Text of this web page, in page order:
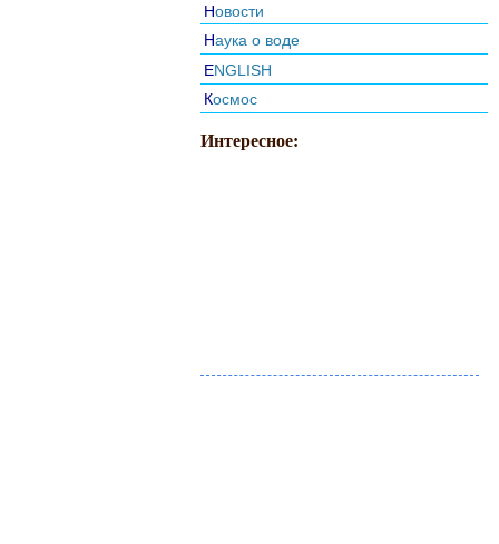
Новости
Наука о воде
ENGLISH
Космос
Интересное: